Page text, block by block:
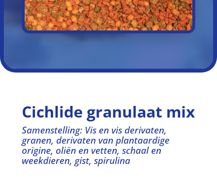
Cichlide granulaat mix
Samenstelling: Vis en vis derivaten,
granen, derivaten van plantaardige
origine, oliën en vetten, schaal en
weekdieren, gist, spirulina